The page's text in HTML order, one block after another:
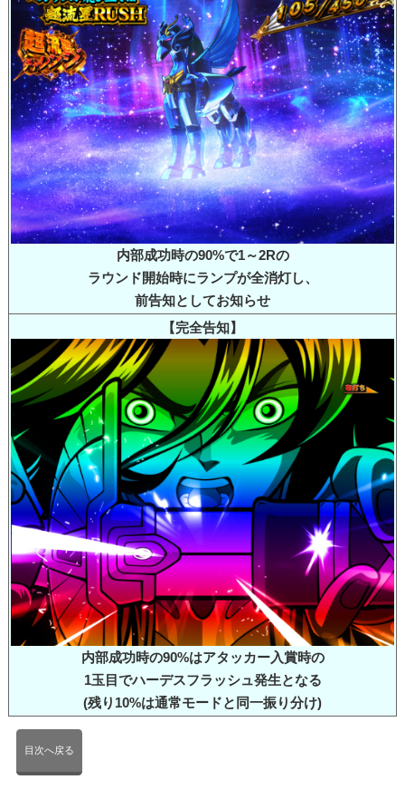
内部成功時の90%で1～2Rの
ラウンド開始時にランプが全消灯し、
前告知としてお知らせ
【完全告知】
内部成功時の90%はアタッカー入賞時の
1玉目でハーデスフラッシュ発生となる
(残り10%は通常モードと同一振り分け)
目次へ戻る